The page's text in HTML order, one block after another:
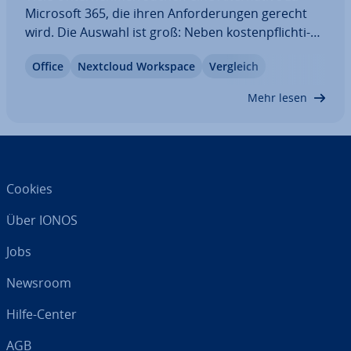
Microsoft 365, die ihren An­for­de­run­gen gerecht
wird. Die Auswahl ist groß: Neben kos­ten­pflich­ti­
lö­sun­gen. Wir ver­glei­chen ver­schie­de­ne Microsoft-
Office Nextcloud Workspace Vergleich
Mehr lesen
Cookies
Über IONOS
Jobs
Newsroom
Hilfe-Center
AGB